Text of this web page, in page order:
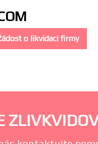
o likvidaci firmy